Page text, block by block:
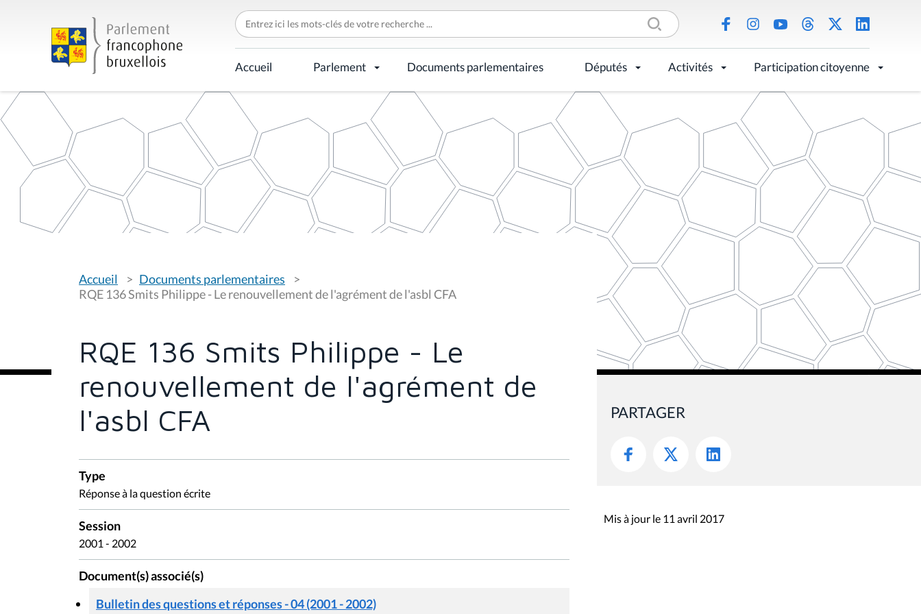
C
h
e
r
c
h
r
p
Accueil Parlement Documents parlementaires Députés Activités Participation citoyenne
o
u
s
s
Accueil
Documents parlementaires
RQE 136 Smits Philippe - Le renouvellement de l'agrément de l'asbl CFA
RQE 136 Smits Philippe - Le
renouvellement de l'agrément de
l'asbl CFA
Type
Réponse à la question écrite
Session
2001 - 2002
Document(s) associé(s)
Bulletin des questions et réponses - 04 (2001 - 2002)
PARTAGER
Mis à jour le 11 avril 2017